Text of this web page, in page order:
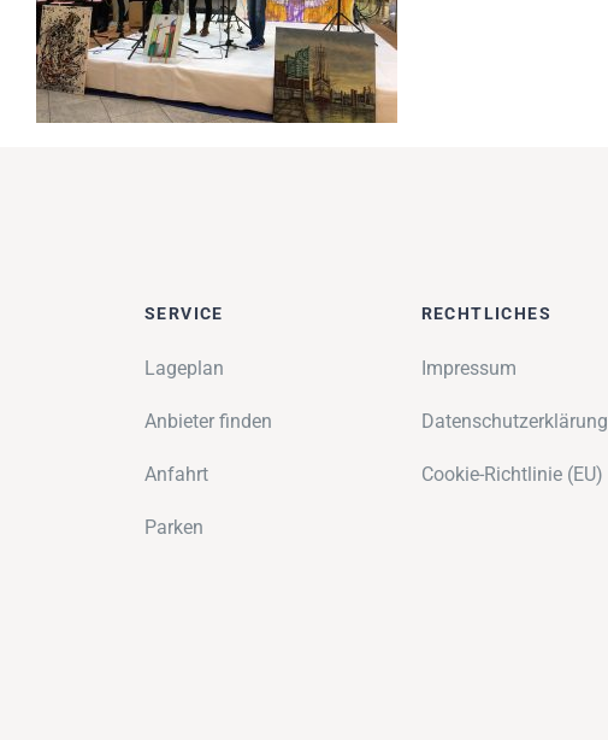
SERVICE
Lageplan
Anbieter finden
Anfahrt
Parken
RECHTLICHES
Impressum
Datenschutzerklärung
Cookie-Richtlinie (EU)